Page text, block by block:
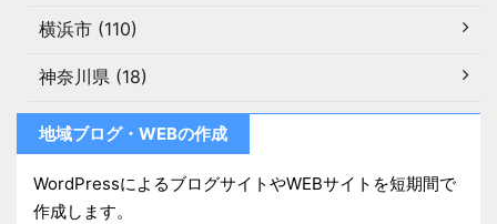
横浜市 (110)
神奈川県 (18)
地域ブログ・WEBの作成
WordPressによるブログサイトやWEBサイトを短期間で
作成します。